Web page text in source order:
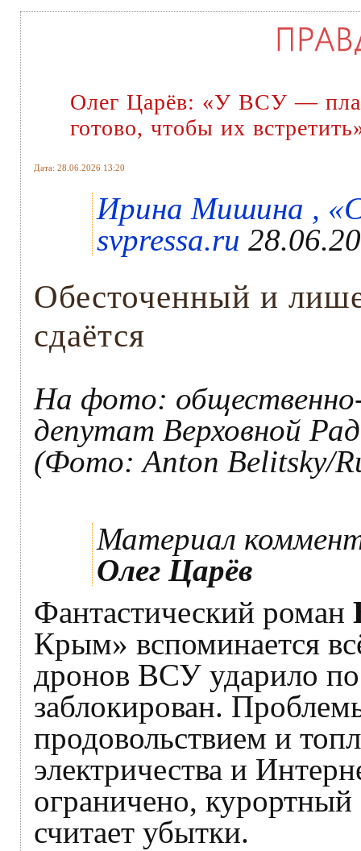
Олег Царёв: «У ВСУ —
готово, чтобы их
Дата: 28.06.2026 13:20
Ирина Мишина ,
svpressa.ru
Обесточенный и
сдаётся
На фото: общественно-
депутат Верховной
(Фото: Anton Belitsky/
Материал
Олег Царёв
Фантастический роман
Крым» вспоминается
дронов ВСУ ударило
заблокирован.
продовольствием и
электричества и
ограничено,
считает убытки.